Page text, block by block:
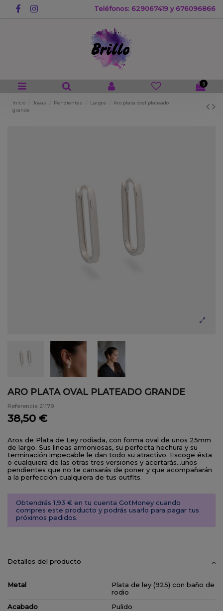
Teléfonos: 629067419 y 676096866
0
Inicio Joyas Pendientes Largos
Aro plata oval plateado
grande
ARO PLATA OVAL PLATEADO GRANDE
Referencia 21179
38,50 €
Aros de Plata de Ley rodiada, con forma oval de unos 25mm
de largo. Sus lineas armoniosas, su perfecta hechura y su
terminación impecable le dan todo su atractivo. Escoge ésta
o cualquiera de las otras tres versiones y acertarás…unos
pendientes que no te cansarás de poner y que acompañarán
a la perfección cualquiera de tus outfits.
Obtendrás 1,93 € en tu cuenta GotMoney cuando
compres este producto y podrás usarlo para pagar tus
próximos pedidos.
Detalles del producto
Metal
Plata de ley (925) con baño de
rodio
Acabado
Pulido